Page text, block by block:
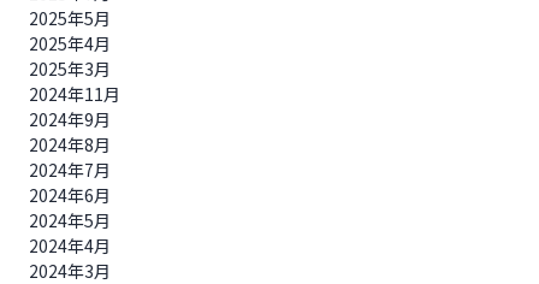
2025年5月
2025年4月
2025年3月
2024年11月
2024年9月
2024年8月
2024年7月
2024年6月
2024年5月
2024年4月
2024年3月